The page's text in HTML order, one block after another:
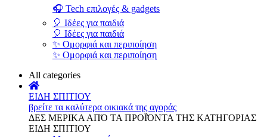
🎧 Tech επιλογές & gadgets
🎈 Ιδέες για παιδιά
🎈 Ιδέες για παιδιά
✨ Ομορφιά και περιποίηση
✨ Ομορφιά και περιποίηση
All categories
ΕΙΔΗ ΣΠΙΤΙΟΥ
βρείτε τα καλύτερα οικιακά της αγοράς
ΔΕΣ ΜΕΡΙΚΑ ΑΠΌ ΤΑ ΠΡΟΪΌΝΤΑ ΤΗΣ ΚΑΤΗΓΟΡΙΑΣ
ΕΙΔΗ ΣΠΙΤΙΟΥ